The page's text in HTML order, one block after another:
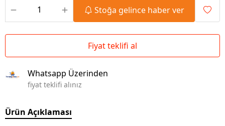
Stoğa gelince haber ver
Fiyat teklifi al
Whatsapp Üzerinden
fiyat teklifi alınız
Ürün Açıklaması